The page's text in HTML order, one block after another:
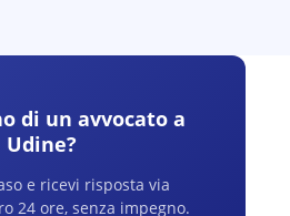
di un avvocato a
Udine?
e ricevi risposta via
24 ore, senza impegno.